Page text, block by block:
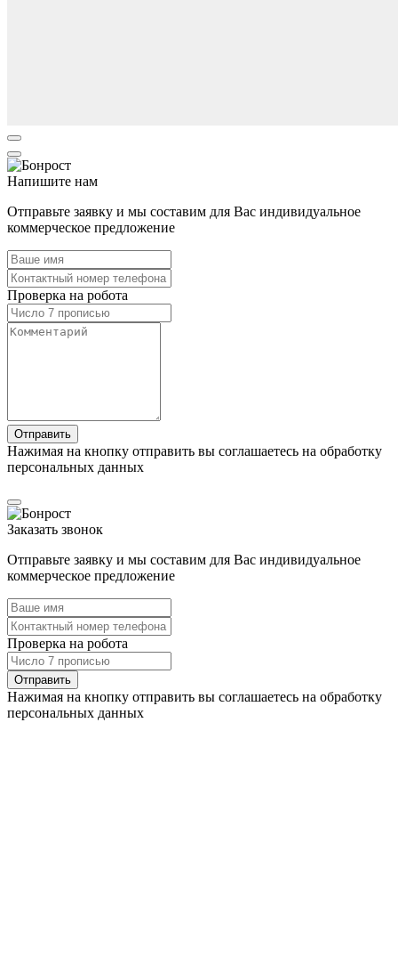
Напишите нам
Отправьте заявку и мы составим для Вас индивидуальное
коммерческое предложение
Проверка на робота
Нажимая на кнопку отправить вы соглашаетесь на обработку
персональных данных
Заказать звонок
Отправьте заявку и мы составим для Вас индивидуальное
коммерческое предложение
Проверка на робота
Нажимая на кнопку отправить вы соглашаетесь на обработку
персональных данных